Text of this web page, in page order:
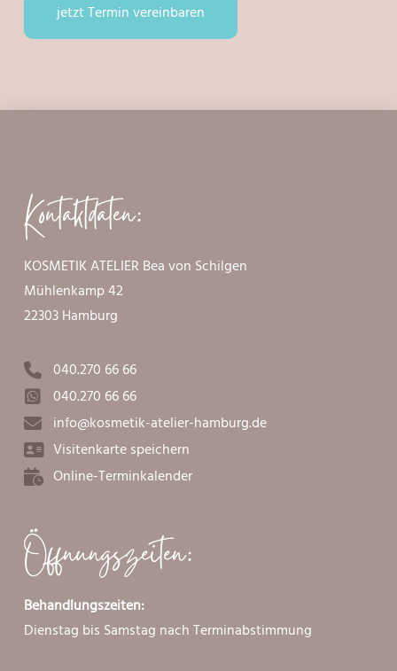
jetzt Termin vereinbaren
Kontaktdaten:
KOSMETIK ATELIER Bea von Schilgen
Mühlenkamp 42
22303 Hamburg
040.270 66 66
040.270 66 66
info@kosmetik-atelier-hamburg.de
Visitenkarte speichern
Online-Terminkalender
Öffnungszeiten:
Behandlungszeiten:
Dienstag bis Samstag nach Terminabstimmung